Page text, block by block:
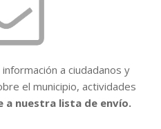
a ciudadanos y
el municipio, actividades
a nuestra lista de envío.